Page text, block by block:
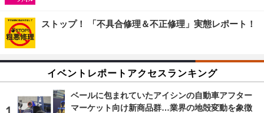
ストップ！ 「不具合修理＆不正修理」実態レポート！
イベントレポートアクセスランキング
ベールに包まれていたアイシンの自動車アフター
マーケット向け新商品群…業界の地殻変動を象徴